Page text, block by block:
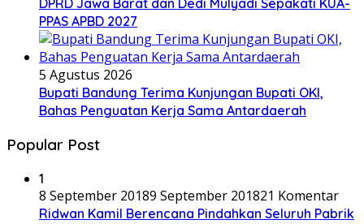
DPRD Jawa Barat dan Dedi Mulyadi Sepakati KUA-
PPAS APBD 2027
5 Agustus 2026
Bupati Bandung Terima Kunjungan Bupati OKI,
Bahas Penguatan Kerja Sama Antardaerah
Popular Post
1
8 September 20189 September 201821 Komentar
Ridwan Kamil Berencana Pindahkan Seluruh Pabrik